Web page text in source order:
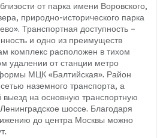
от парка имени Воровского,
природно-исторического парка
Транспортная доступность –
и одно из преимуществ
комплекс расположен в тихом
удалении от станции метро
МЦК «Балтийская». Район
наземного транспорта, а
на основную транспортную
шоссе. Благодаря
до центра Москвы можно